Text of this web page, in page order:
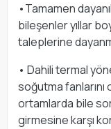
•Tamamen
bileşenler yıllar
taleplerine
• Dahili termal
soğutma
ortamlarda bile
girmesine karşı